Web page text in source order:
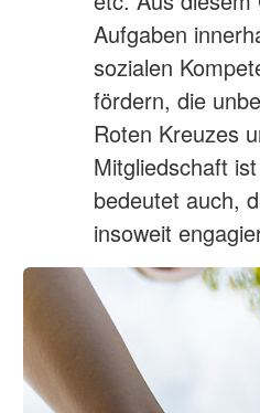
Aufgaben
sozialen
fördern, die
Roten Kreuzes
Mitgliedschaft
bedeutet auch,
insoweit